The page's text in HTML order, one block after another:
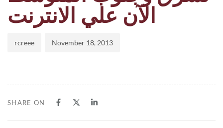
الآن علي الانترنت
rcreee November 18, 2013
SHARE ON